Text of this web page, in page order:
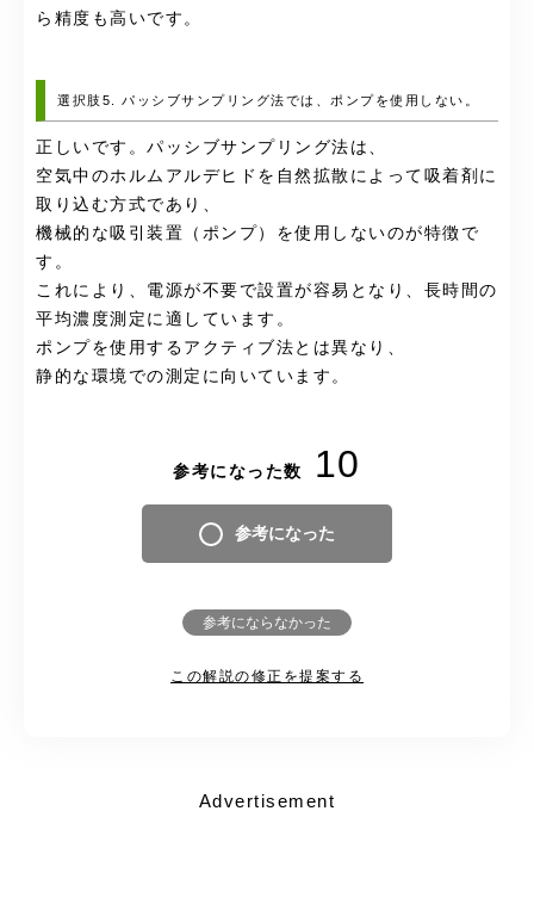
ら精度も高いです。
選択肢5. パッシブサンプリング法では、ポンプを使用しない。
正しいです。パッシブサンプリング法は、
空気中のホルムアルデヒドを自然拡散によって吸着剤に
取り込む方式であり、
機械的な吸引装置（ポンプ）を使用しないのが特徴で
す。
これにより、電源が不要で設置が容易となり、長時間の
平均濃度測定に適しています。
ポンプを使用するアクティブ法とは異なり、
静的な環境での測定に向いています。
参考になった数 10
参考になった
参考にならなかった
この解説の修正を提案する
Advertisement